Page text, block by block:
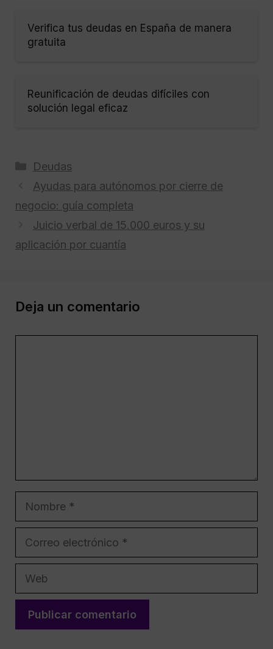
Verifica tus deudas en España de manera
gratuita
Reunificación de deudas difíciles con
solución legal eficaz
Categorías
Deudas
Ayudas para autónomos por cierre de
negocio: guía completa
Juicio verbal de 15.000 euros y su
aplicación por cuantía
Deja un comentario